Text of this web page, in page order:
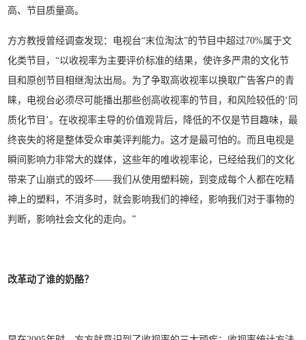
高、节目质量高。
方方教授曾经调查发现：电视台“末位淘汰”的节目中超过70%属于文
化类节目，“以收视率为主要评价标准的结果，使许多严肃的文化节
目和原创节目相继淘汰出局。为了争取高收视率以换取广告客户的青
睐，电视台必须尽可能播出那些创高收视率的节目，和风险较低的‘同
质化节目’。在收视率主导的价值观背后，降低的不仅是节目趣味，最
终丧失的将是整体受众审美评判能力。这才是最可怕的。而且电视是
瞬间影响力非常大的媒体，这些年的唯收视率论，已经给我们的文化
带来了山崩式的毁坏——我们从使用塑料碗，到变成每个人都在吃精
神上的塑料，不消多时，就会影响我们的神经，影响我们对于事物的
判断，影响社会文化的走向。”
改革动了谁的奶酪？